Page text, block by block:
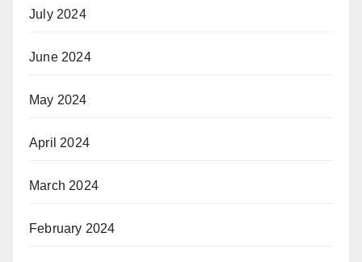
July 2024
June 2024
May 2024
April 2024
March 2024
February 2024